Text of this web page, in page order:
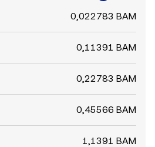
0,022783 BAM
0,11391 BAM
0,22783 BAM
0,45566 BAM
1,1391 BAM